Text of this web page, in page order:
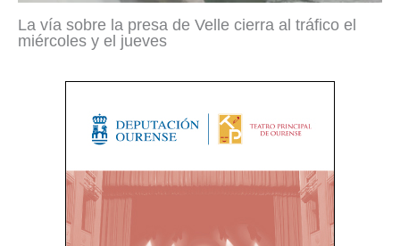
La vía sobre la presa de Velle cierra al tráfico el
miércoles y el jueves